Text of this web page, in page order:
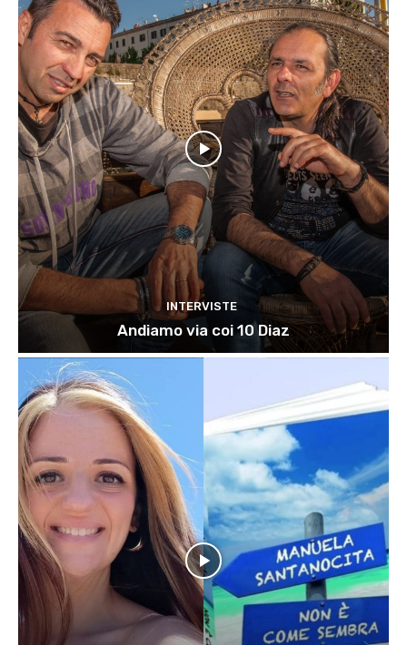
INTERVISTE
Andiamo via coi 10 Diaz